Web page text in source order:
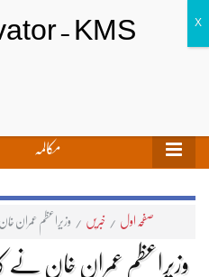
مکالمہ
صفحہ اول / خبریں / وزیراعظم عمران
وزیراعظم عمران خان نے